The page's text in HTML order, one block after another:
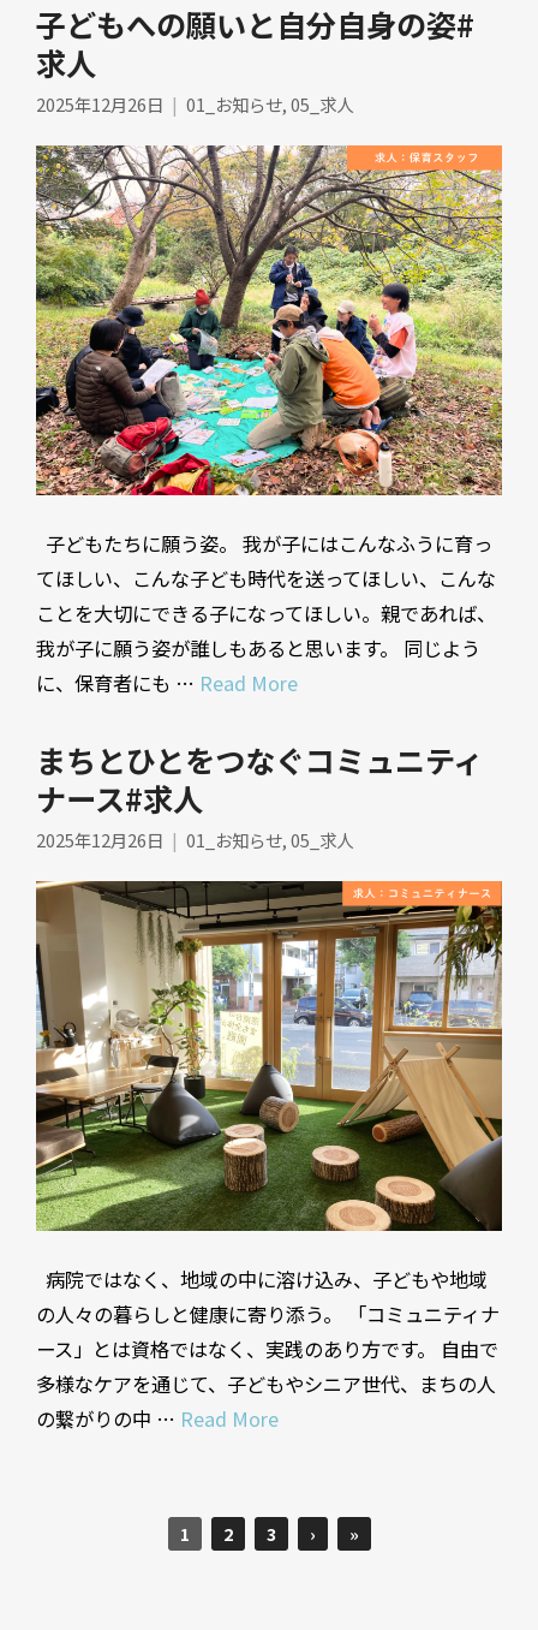
子どもへの願いと自分自身の姿#
求人
2025年12月26日 01_お知らせ,05_求人
子どもたちに願う姿。 我が子にはこんなふうに育っ
てほしい、こんな子ども時代を送ってほしい、こんな
ことを大切にできる子になってほしい。親であれば、
我が子に願う姿が誰しもあると思います。 同じよう
に、保育者にも … Read More
まちとひとをつなぐコミュニティ
ナース#求人
2025年12月26日 01_お知らせ,05_求人
病院ではなく、地域の中に溶け込み、子どもや地域
の人々の暮らしと健康に寄り添う。 「コミュニティナ
ース」とは資格ではなく、実践のあり方です。 自由で
多様なケアを通じて、子どもやシニア世代、まちの人
の繋がりの中 … Read More
1 2 3 › »